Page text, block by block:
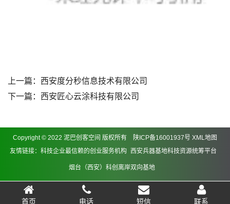
上一篇： 西安度分秒信息技术有限公司
下一篇： 西安匠心云涂科技有限公司
Copyright © 2022 泥巴创客空间 版权所有 陕ICP备16001937号 XML地图
友情链接： 科技企业最信赖的创业服务机构 西安兵器基地科技资源统筹平台
烟台（西安）科创离岸双向基地
首页 电话 短信 联系